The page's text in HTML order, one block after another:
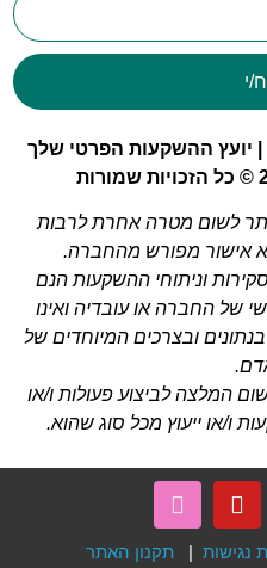
י
| יועץ ההשקעות הפרטי שלך
לשום מטרה אחרת לרבות
אישור מפורש מהחברה.
וניתוחי ההשקעות הנם
של החברה או עובדיה ואינו
ובצרכים המיוחדים של
המלצה לביצוע פעולות ו/או
ו/או ייעוץ מכל סוג שהוא.
נגישות | תקנון האתר